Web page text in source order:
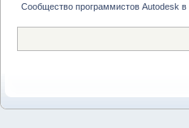
Сообщество программистов Autodesk